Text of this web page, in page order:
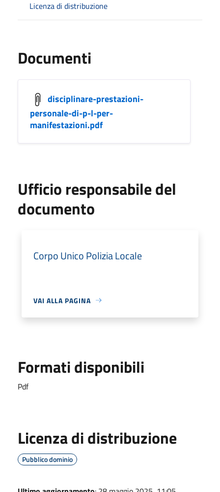
Licenza di distribuzione
Documenti
disciplinare-prestazioni-
personale-di-p-l-per-
manifestazioni.pdf
Ufficio responsabile del
documento
Corpo Unico Polizia Locale
VAI ALLA PAGINA
Formati disponibili
Pdf
Licenza di distribuzione
Pubblico dominio